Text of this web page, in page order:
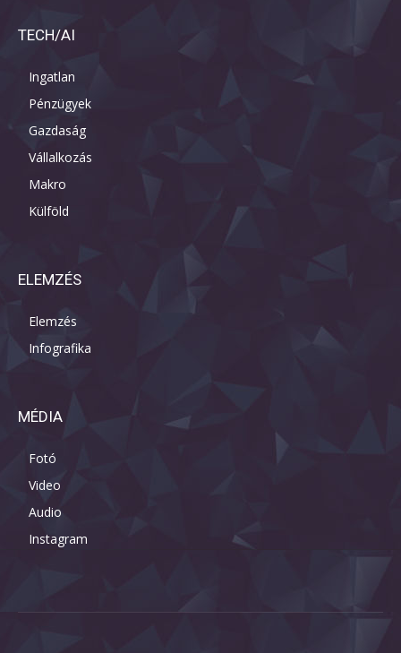
TECH/AI
Ingatlan
Pénzügyek
Gazdaság
Vállalkozás
Makro
Külföld
ELEMZÉS
Elemzés
Infografika
MÉDIA
Fotó
Video
Audio
Instagram